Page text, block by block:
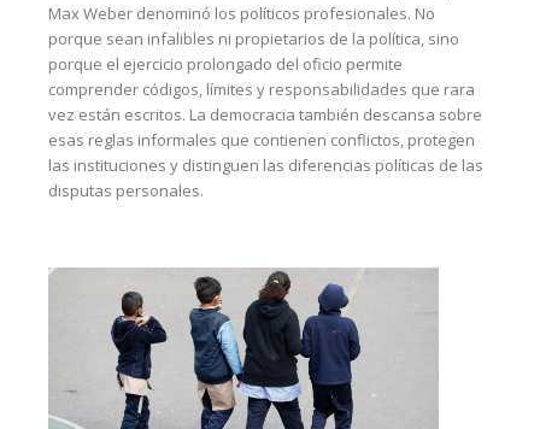
Max Weber denominó los políticos profesionales. No
porque sean infalibles ni propietarios de la política, sino
porque el ejercicio prolongado del oficio permite
comprender códigos, límites y responsabilidades que rara
vez están escritos. La democracia también descansa sobre
esas reglas informales que contienen conflictos, protegen
las instituciones y distinguen las diferencias políticas de las
disputas personales.